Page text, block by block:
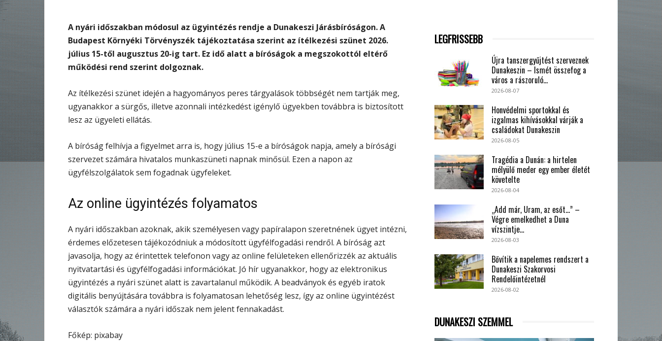
A nyári időszakban módosul az ügyintézés rendje a Dunakeszi Járásbíróságon. A
Budapest Környéki Törvényszék tájékoztatása szerint az ítélkezési szünet 2026.
július 15-től augusztus 20-ig tart. Ez idő alatt a bíróságok a megszokottól eltérő
működési rend szerint dolgoznak.
Az ítélkezési szünet idején a hagyományos peres tárgyalások többségét nem tartják meg,
ugyanakkor a sürgős, illetve azonnali intézkedést igénylő ügyekben továbbra is biztosított
lesz az ügyeleti ellátás.
A bíróság felhívja a figyelmet arra is, hogy július 15-e a bíróságok napja, amely a bírósági
szervezet számára hivatalos munkaszüneti napnak minősül. Ezen a napon az
ügyfélszolgálatok sem fogadnak ügyfeleket.
Az online ügyintézés folyamatos
A nyári időszakban azoknak, akik személyesen vagy papíralapon szeretnének ügyet intézni,
érdemes előzetesen tájékozódniuk a módosított ügyfélfogadási rendről. A bíróság azt
javasolja, hogy az érintettek telefonon vagy az online felületeken ellenőrizzék az aktuális
nyitvatartási és ügyfélfogadási információkat. Jó hír ugyanakkor, hogy az elektronikus
ügyintézés a nyári szünet alatt is zavartalanul működik. A beadványok és egyéb iratok
digitális benyújtására továbbra is folyamatosan lehetőség lesz, így az online ügyintézést
választók számára a nyári időszak nem jelent fennakadást.
Főkép: pixabay
LEGFRISSEBB
Újra tanszergyűjtést szerveznek
Dunakeszin – Ismét összefog a
város a rászoruló...
2026-08-07
Honvédelmi sportokkal és
izgalmas kihívásokkal várják a
családokat Dunakeszin
2026-08-05
Tragédia a Dunán: a hirtelen
mélyülő meder egy ember életét
követelte
2026-08-04
„Add már, Uram, az esőt…” –
Végre emelkedhet a Duna
vízszintje...
2026-08-03
Bővítik a napelemes rendszert a
Dunakeszi Szakorvosi
Rendelőintézetnél
2026-08-02
DUNAKESZI SZEMMEL